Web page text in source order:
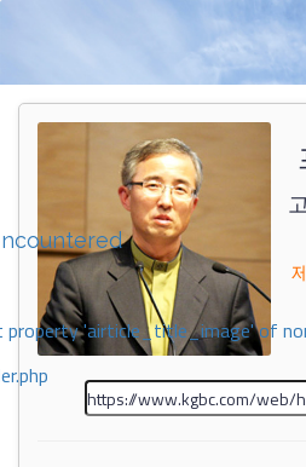
property 'airticle_title_image' of